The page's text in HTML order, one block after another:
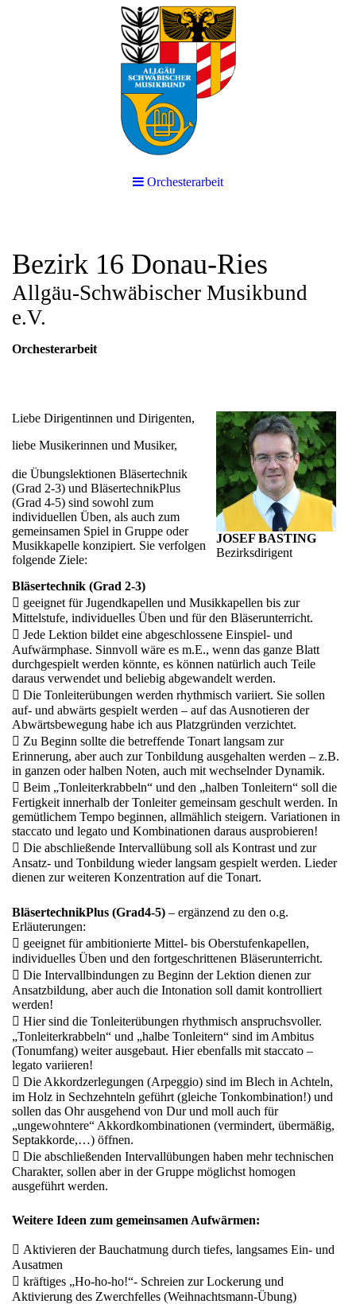
Orchesterarbeit
Bezirk 16 Donau-Ries
Allgäu-Schwäbischer Musikbund
e.V.
Orchesterarbeit
Liebe Dirigentinnen und Dirigenten,
liebe Musikerinnen und Musiker,
die Übungslektionen Bläsertechnik
(Grad 2-3) und BläsertechnikPlus
(Grad 4-5) sind sowohl zum
individuellen Üben, als auch zum
gemeinsamen Spiel in Gruppe oder
Musikkapelle konzipiert. Sie verfolgen
folgende Ziele:
JOSEF BASTING
Bezirksdirigent
Bläsertechnik (Grad 2-3)
 geeignet für Jugendkapellen und Musikkapellen bis zur
Mittelstufe, individuelles Üben und für den Bläserunterricht.
 Jede Lektion bildet eine abgeschlossene Einspiel- und
Aufwärmphase. Sinnvoll wäre es m.E., wenn das ganze Blatt
durchgespielt werden könnte, es können natürlich auch Teile
daraus verwendet und beliebig abgewandelt werden.
 Die Tonleiterübungen werden rhythmisch variiert. Sie sollen
auf- und abwärts gespielt werden – auf das Ausnotieren der
Abwärtsbewegung habe ich aus Platzgründen verzichtet.
 Zu Beginn sollte die betreffende Tonart langsam zur
Erinnerung, aber auch zur Tonbildung ausgehalten werden – z.B.
in ganzen oder halben Noten, auch mit wechselnder Dynamik.
 Beim „Tonleiterkrabbeln“ und den „halben Tonleitern“ soll die
Fertigkeit innerhalb der Tonleiter gemeinsam geschult werden. In
gemütlichem Tempo beginnen, allmählich steigern. Variationen in
staccato und legato und Kombinationen daraus ausprobieren!
 Die abschließende Intervallübung soll als Kontrast und zur
Ansatz- und Tonbildung wieder langsam gespielt werden. Lieder
dienen zur weiteren Konzentration auf die Tonart.
BläsertechnikPlus (Grad4-5) – ergänzend zu den o.g.
Erläuterungen:
 geeignet für ambitionierte Mittel- bis Oberstufenkapellen,
individuelles Üben und den fortgeschrittenen Bläserunterricht.
 Die Intervallbindungen zu Beginn der Lektion dienen zur
Ansatzbildung, aber auch die Intonation soll damit kontrolliert
werden!
 Hier sind die Tonleiterübungen rhythmisch anspruchsvoller.
„Tonleiterkrabbeln“ und „halbe Tonleitern“ sind im Ambitus
(Tonumfang) weiter ausgebaut. Hier ebenfalls mit staccato –
legato variieren!
 Die Akkordzerlegungen (Arpeggio) sind im Blech in Achteln,
im Holz in Sechzehnteln geführt (gleiche Tonkombination!) und
sollen das Ohr ausgehend von Dur und moll auch für
„ungewohntere“ Akkordkombinationen (vermindert, übermäßig,
Septakkorde,…) öffnen.
 Die abschließenden Intervallübungen haben mehr technischen
Charakter, sollen aber in der Gruppe möglichst homogen
ausgeführt werden.
Weitere Ideen zum gemeinsamen Aufwärmen:
 Aktivieren der Bauchatmung durch tiefes, langsames Ein- und
Ausatmen
 kräftiges „Ho-ho-ho!“- Schreien zur Lockerung und
Aktivierung des Zwerchfelles (Weihnachtsmann-Übung)